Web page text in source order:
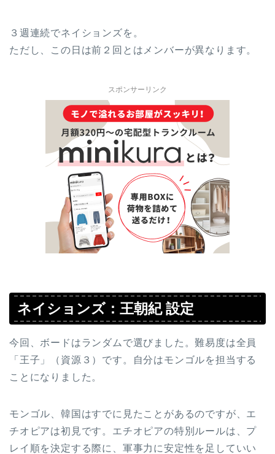
３週連続でネイションズを。
ただし、この日は前２回とはメンバーが異なります。
スポンサーリンク
ネイションズ：王朝紀 設定
今回、ボードはランダムで選びました。難易度は全員
「王子」（資源３）です。自分はモンゴルを担当する
ことになりました。
モンゴル、韓国はすでに見たことがあるのですが、エ
チオピアは初見です。エチオピアの特別ルールは、プ
レイ順を決定する際に、軍事力に安定性を足していい